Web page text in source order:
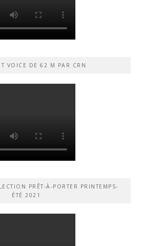
VOICE DE 62 M PAR CRN
PRÊT-À-PORTER PRINTEMPS-
ÉTÉ 2021